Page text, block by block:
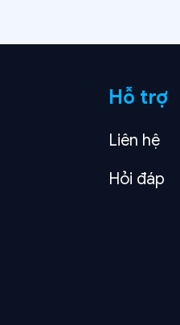
Hỗ trợ
Liên hệ
Hỏi đáp